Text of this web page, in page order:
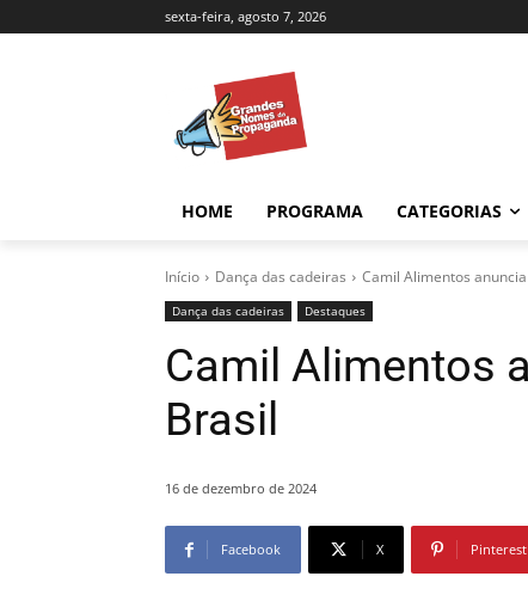
sexta-feira, agosto 7, 2026
HOME PROGRAMA CATEGORIAS
Início Dança das cadeiras Camil Alimentos
Dança das cadeiras Destaques
Camil Alimentos
Brasil
16 de dezembro de 2024
Facebook X Pinterest